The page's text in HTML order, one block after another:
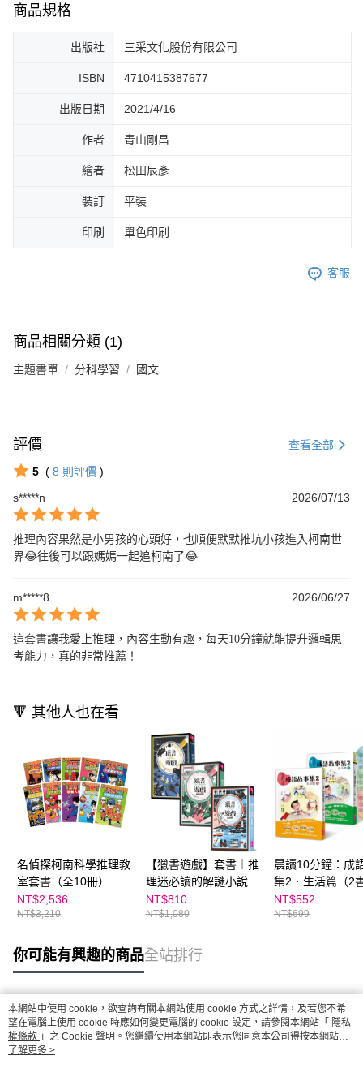
商品規格
出版社 三采文化股份有限公司
ISBN 4710415387677
出版日期 2021/4/16
作者 青山剛昌
繪者 松田辰彥
裝訂 平裝
印刷 單色印刷
客服
商品相關分類 (1)
主題書單 分科學習 國文
評價 查看全部
5 ( 8 則評價 )
s*****n
2026/07/13
推理內容果然是小男孩的心頭好，也順便默默推坑小孩進入柯南世
界😂往後可以跟媽媽一起追柯南了😂
m*****8 2026/06/27
這套書讓我愛上推理，內容生動有趣，每天10分鐘就能提升邏輯思
考能力，真的非常推薦！
🔻 其他人也在看
名偵探柯南科學推理教
室套書（全10冊）
NT$2,536
NT$3,210
【獵書遊戲】套書︱推
理迷必讀的解謎小說
NT$810
NT$1,080
晨讀10分鐘：成
集2．生活篇（2
+3CD）套書
NT$552
NT$699
你可能有興趣的商品全站排行
熱門標籤
本網站中使用 cookie，欲查詢有關本網站使用 cookie 方式之詳情，及若您不希
望在電腦上使用 cookie 時應如何變更電腦的 cookie 設定，請參閱本網站「 隱私
權條款 」之 Cookie 聲明。您繼續使用本網站即表示您同意本公司得按本網站使
用條款之 Cookie 聲明使用 cookie。
了解更多 >